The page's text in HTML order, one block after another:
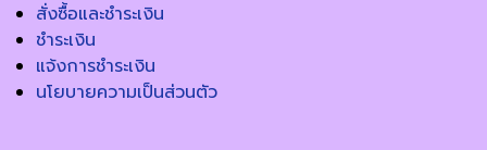
สั่งซื้อและชำระเงิน
ชำระเงิน
แจ้งการชำระเงิน
นโยบายความเป็นส่วนตัว